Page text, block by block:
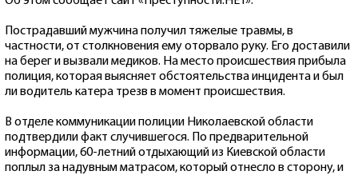
Пострадавший мужчина получил тяжелые травмы, в
частности, от столкновения ему оторвало руку. Его доставили
на берег и вызвали медиков. На место происшествия прибыла
полиция, которая выясняет обстоятельства инцидента и был
ли водитель катера трезв в момент происшествия.
В отделе коммуникации полиции Николаевской области
подтвердили факт случившегося. По предварительной
информации, 60-летний отдыхающий из Киевской области
поплыл за надувным матрасом, который отнесло в сторону, и